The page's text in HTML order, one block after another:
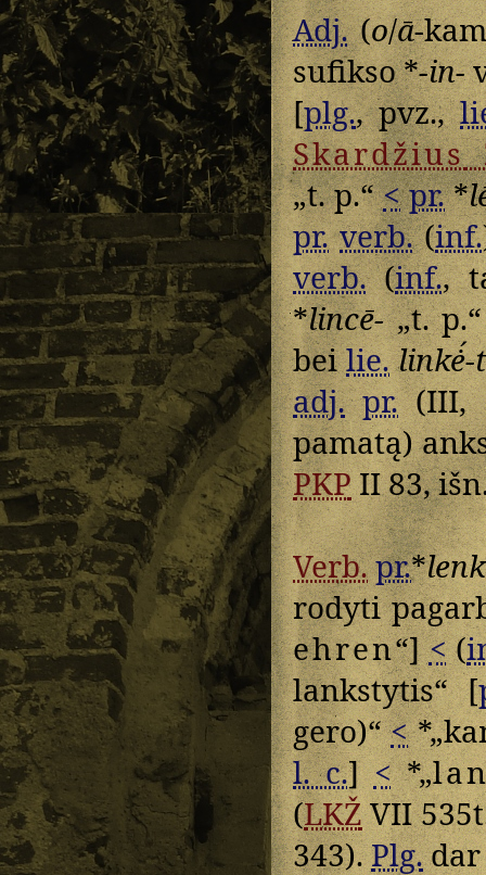
Adj.(o/ā-
sufikso *-in-
[plg., pvz.,
Skardžius
„t. p.“< pr.*
pr. verb.(inf.
verb.(inf.,
*lincē-„t.
beilie. linkė́-
adj. pr.(III,
pamatą)
PKPII 83,
Verb.pr.*
rodyti
ehren“]<(
lankstytis“ [
gero)“<
l. c.]<*„
(LKŽVII
343).Plg.